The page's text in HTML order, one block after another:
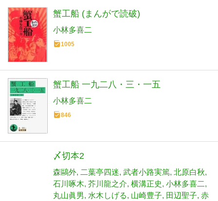
蟹工船 (まんがで読破)
小林多喜二
1005
蟹工船 一九二八・三・一五
小林多喜二
846
〆切本2
森鷗外 二葉亭四迷 武者小路実篤 北原白秋
石川啄木 芥川龍之介 横溝正史 小林多喜二
丸山眞男
水木しげる 山崎豊子 田辺聖子 赤